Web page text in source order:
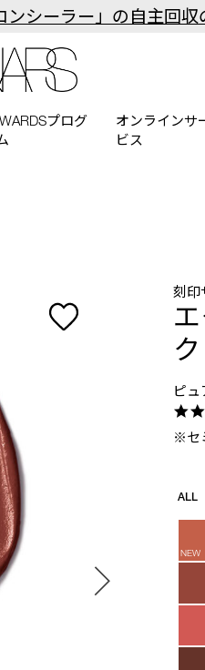
ンシーラー」の自主回
プログ
オンラインサ
ビス
刻印
ク
ピ
※セ
シ
ン
ALL
NEW